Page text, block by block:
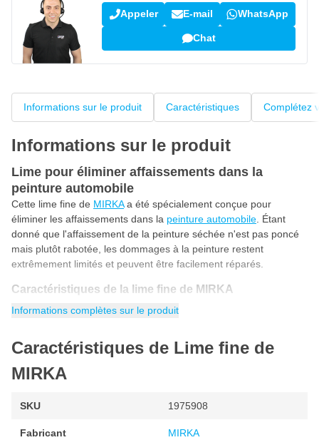
Appeler E-mail WhatsApp
Chat
Informations sur le produit Caractéristiques Complétez
Informations sur le produit
Lime pour éliminer affaissements dans la
peinture automobile
Cette lime fine de MIRKAa été spécialement conçue pour
éliminer les affaissements dans la peinture automobile. Étant
donné que l'affaissement de la peinture séchée n'est pas poncé
mais plutôt rabotée, les dommages à la peinture restent
extrêmement limités et peuvent être facilement réparés.
Caractéristiques de la lime fine de MIRKA
Grain fin
rabotées
Les affaissements peuvent être retirés sans endommager la
La surface de rabotage a 2 types de crêtes, qui sont
Informations complètes sur le produit
Caractéristiques de Lime fine de
MIRKA
SKU 1975908
Fabricant MIRKA